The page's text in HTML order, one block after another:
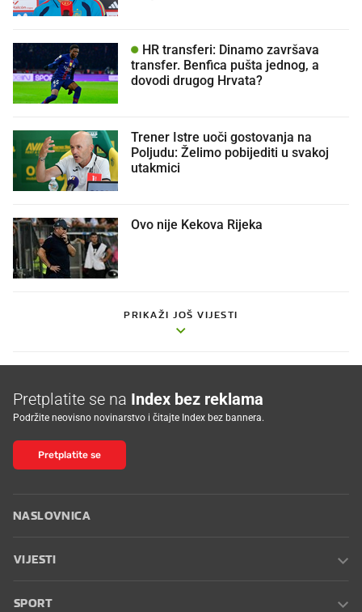
HR transferi: Dinamo završava
transfer. Benfica pušta jednog, a
dovodi drugog Hrvata?
Trener Istre uoči gostovanja na
Poljudu: Želimo pobijediti u svakoj
utakmici
Ovo nije Kekova Rijeka
PRIKAŽI JOŠ VIJESTI
Pretplatite se na Index bez reklama
Podržite neovisno novinarstvo i čitajte Index bez bannera.
Pretplatite se
NASLOVNICA
VIJESTI
SPORT